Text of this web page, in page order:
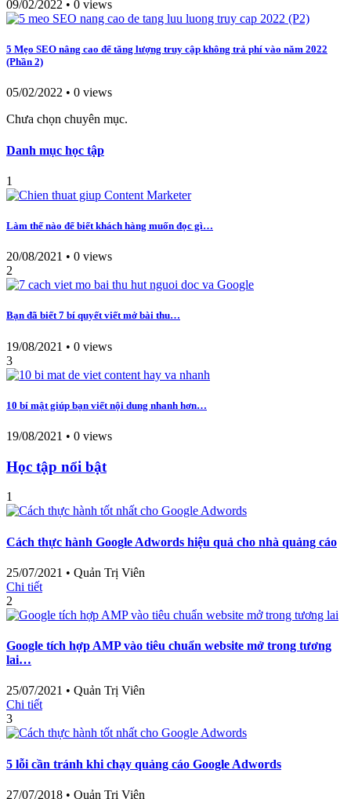
09/02/2022 • 0 views
5 Mẹo SEO nâng cao để tăng lượng truy cập không trả phí vào năm 2022
(Phần 2)
05/02/2022 • 0 views
Chưa chọn chuyên mục.
Danh mục học tập
1
Làm thế nào để biết khách hàng muốn đọc gì…
20/08/2021 • 0 views
2
Bạn đã biết 7 bí quyết viết mở bài thu…
19/08/2021 • 0 views
3
10 bí mật giúp bạn viết nội dung nhanh hơn…
19/08/2021 • 0 views
Học tập nổi bật
1
Cách thực hành Google Adwords hiệu quả cho nhà quảng cáo
25/07/2021 • Quản Trị Viên
Chi tiết
2
Google tích hợp AMP vào tiêu chuẩn website mở trong tương
lai…
25/07/2021 • Quản Trị Viên
Chi tiết
3
5 lỗi cần tránh khi chạy quảng cáo Google Adwords
27/07/2018 • Quản Trị Viên